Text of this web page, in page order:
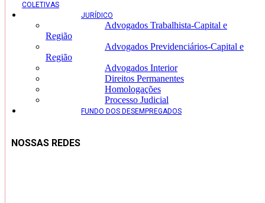
COLETIVAS
JURÍDICO
Advogados Trabalhista-Capital e
Região
Advogados Previdenciários-Capital e
Região
Advogados Interior
Direitos Permanentes
Homologações
Processo Judicial
FUNDO DOS DESEMPREGADOS
NOSSAS REDES